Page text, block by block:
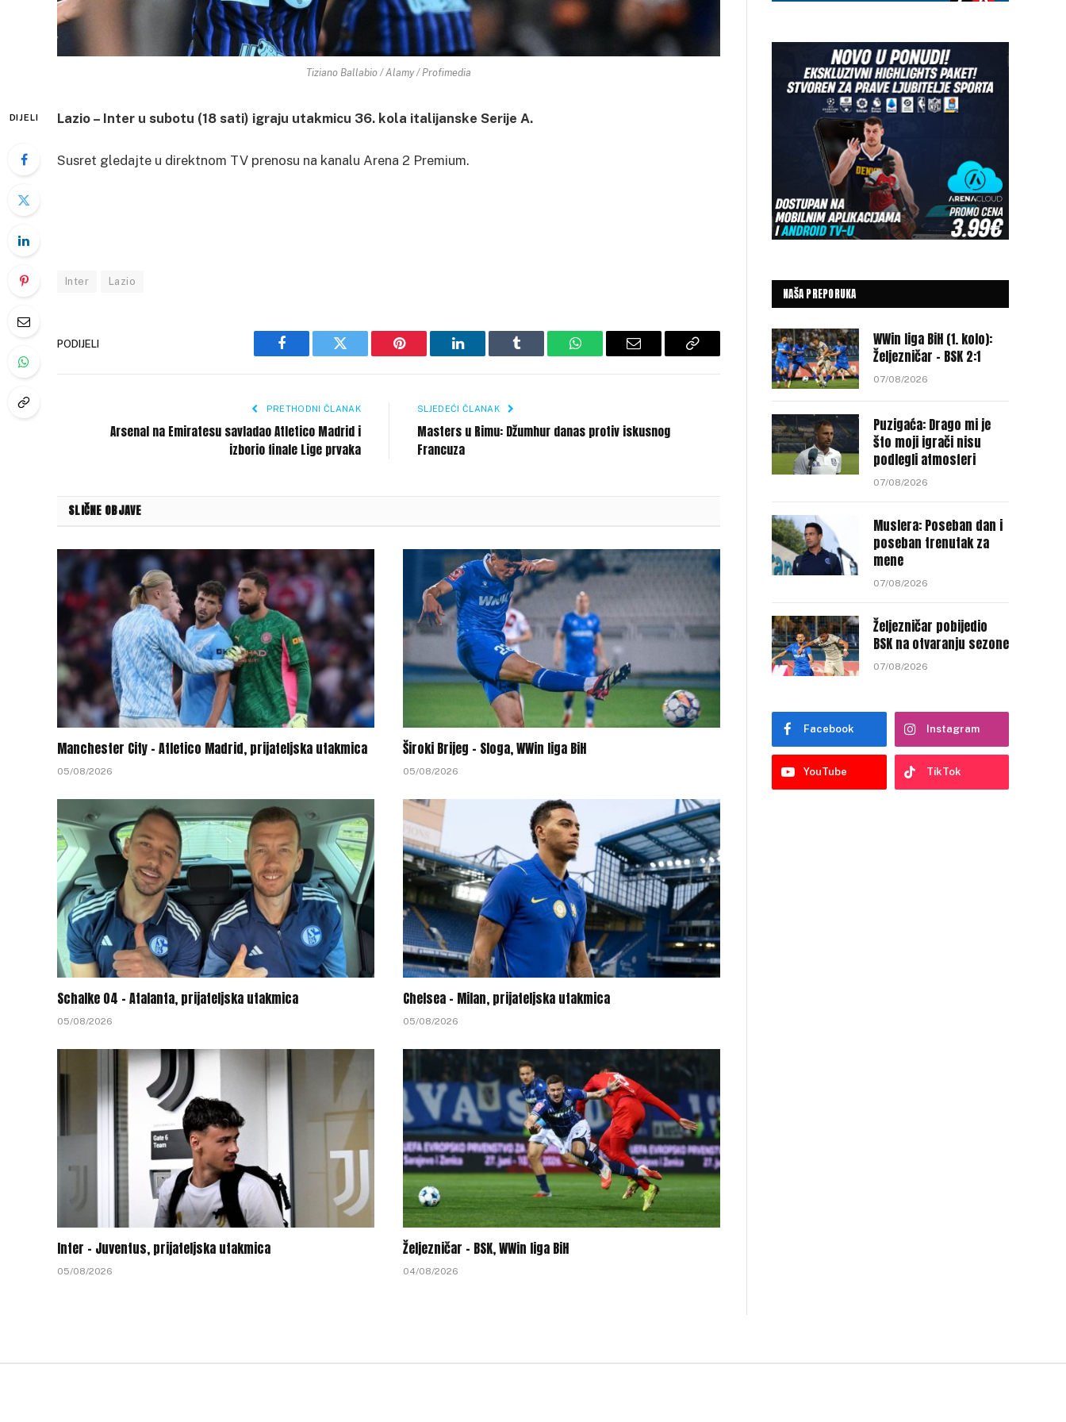
Tiziano Ballabio / Alamy / Profimedia
DIJELI Lazio – Inter u subotu (18 sati) igraju utakmicu 36. kola italijanske Serije A.
Susret gledajte u direktnom TV prenosu na kanalu Arena 2 Premium.
Inter Lazio
PODIJELI
Facebook Twitter Pinterest LinkedIn Tumblr WhatsAppEmail
Copy
PRETHODNI ČLANAK
Arsenal na Emiratesu savladao Atletico Madrid i
izborio finale Lige prvaka
SLJEDEĆI ČLANAK
Masters u Rimu: Džumhur danas protiv iskusnog
Francuza
SLIČNE OBJAVE
Manchester City – Atletico Madrid, prijateljska utakmica
05/08/2026
Široki Brijeg – Sloga, WWin liga BiH
05/08/2026
Schalke 04 – Atalanta, prijateljska utakmica
05/08/2026
Chelsea – Milan, prijateljska utakmica
05/08/2026
Inter – Juventus, prijateljska utakmica
05/08/2026
Željezničar – BSK, WWin liga BiH
04/08/2026
NAŠA PREPORUKA
WWin liga BiH (1. kolo):
Željezničar – BSK 2:1
07/08/2026
Puzigaća: Drago mi je
što moji igrači nisu
podlegli atmosferi
07/08/2026
Muslera: Poseban dan i
poseban trenutak za
mene
07/08/2026
Željezničar pobijedio
BSK na otvaranju sezone
07/08/2026
Facebook Instagram
YouTube TikTok